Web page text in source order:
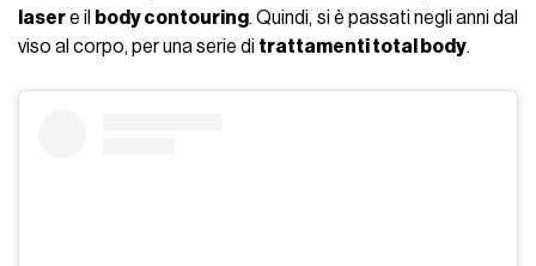
lasere il body contouring. Quindi, si è passati negli anni dal
viso al corpo, per una serie di trattamenti total body.